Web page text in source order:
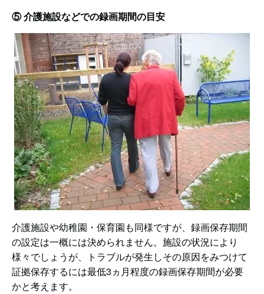
⑤ 介護施設などでの録画期間の目安
介護施設や幼稚園・保育園も同様ですが、録画保存期間
の設定は一概には決められません。施設の状況により
様々でしょうが、トラブルが発生しその原因をみつけて
証拠保存するには最低3ヵ月程度の録画保存期間が必要
かと考えます。